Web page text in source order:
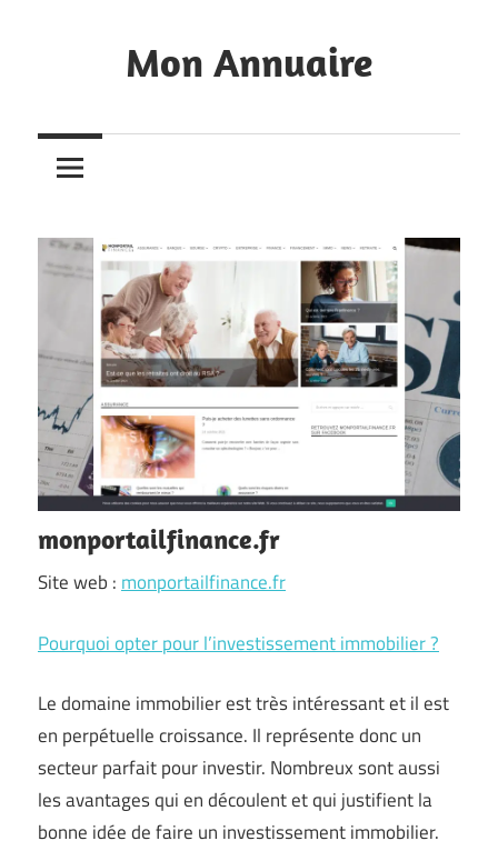
Mon Annuaire
monportailfinance.fr
Site web :monportailfinance.fr
Pourquoi opter pour l’investissement immobilier ?
Le domaine immobilier est très intéressant et il est
en perpétuelle croissance. Il représente donc un
secteur parfait pour investir. Nombreux sont aussi
les avantages qui en découlent et qui justifient la
bonne idée de faire un investissement immobilier.